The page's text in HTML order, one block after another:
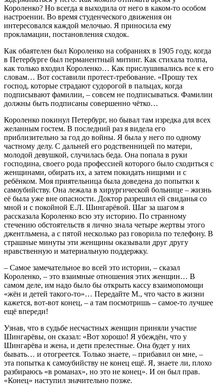
Короленко? Но всегда я выходила от него в каком-то особом
настроении. Во время студенческого движения он
интересовался каждой мелочью. Я приносила ему
прокламации, постановления сходок.
Как обаятелен был Короленко на собраниях в 1905 году, когда
в Петербурге был перманентный митинг. Как стихала толпа,
как только входил Короленко… Как прислушивались все к его
словам… Вот составили протест-требование. «Прошу тех
господ, которые страдают судорогой в пальцах, когда
подписывают фамилии, – совсем не подписываться. Фамилии
должны быть подписаны совершенно чётко…
Короленко покинул Петербург, но бывал там изредка для всех
желанным гостем. В последний раз я видела его
приблизительно за год до войны. Я была у него по одному
частному делу. С дальней его родственницей по матери,
молодой девушкой, случилась беда. Она попала в руки
господина, своего рода профессией которого было сходиться с
женщинами, обирать их, а затем покидать нищими и с
ребёнком. Моя приятельница была доведена до попытки к
самоубийству. Она лежала в хирургической больнице – жизнь
её была уже вне опасности. Доктор разрешил ей свиданья со
мной и с покойной Е.Л. Шингарёвой. Шаг за шагом я
рассказала Короленко всю эту историю. По странному
стечению обстоятельств я лично знала четыре жертвы этого
джентльмена, а с пятой несколько раз говорила по телефону. В
страшные минуты эти женщины оказывали друг другу
нравственную и материальную поддержку.
– Самое замечательное во всей это истории, – сказал
Короленко, – это взаимные отношения этих женщин… В
самом деле, им надо было бы открыть кассу взаимопомощи
«жён и детей такого-то»… Передайте М., что часто в жизни
кажется, вот-вот конец, – а там посмотришь – самое-то лучшее
ещё впереди!
Узнав, что в судьбе несчастных женщин приняли участие
Шингарёвы, он сказал: «Вот хорошо! Я убеждён, что у
Шингарёва и жена, и дети прелестные. Она будет у них
бывать… и отогреется. Только знаете, – прибавил он мне, –
эта попытка к самоубийству не конец ещё. Я, знаете ли, плохо
разбираюсь «в романах», но это не конец». И он был прав.
«Конец» наступил значительно позже.